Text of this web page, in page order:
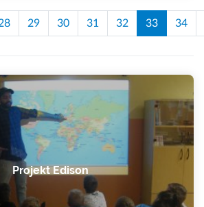
29 30 31 32 33 34
Projekt Edison